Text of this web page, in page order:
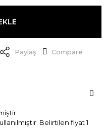
Paylaş Compare
Belirtilen fiyat 1